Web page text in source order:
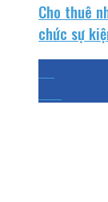
Cho thuê
chức sự